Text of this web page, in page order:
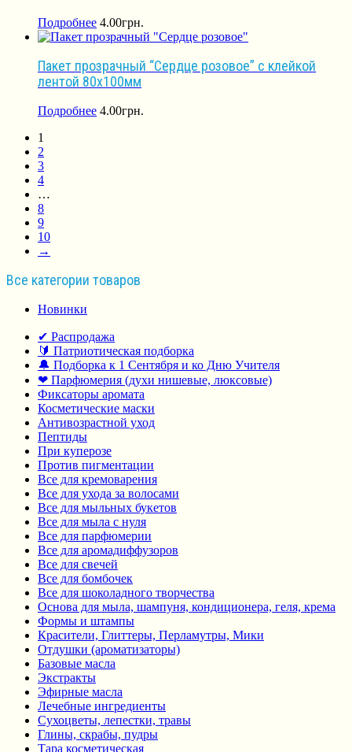
Подробнее 4.00грн.
Пакет прозрачный “Сердце розовое” с клейкой
лентой 80х100мм
Подробнее 4.00грн.
1
2
3
4
…
8
9
10
→
Все категории товаров
Новинки
✔ Распродажа
🔰 Патриотическая подборка
🔔 Подборка к 1 Сентября и ко Дню Учителя
❤ Парфюмерия (духи нишевые, люксовые)
Фиксаторы аромата
Косметические маски
Антивозрастной уход
Пептиды
При куперозе
Против пигментации
Все для кремоварения
Все для ухода за волосами
Все для мыльных букетов
Все для мыла с нуля
Все для парфюмерии
Все для аромадиффузоров
Все для свечей
Все для бомбочек
Все для шоколадного творчества
Основа для мыла, шампуня, кондиционера, геля, крема
Формы и штампы
Красители, Глиттеры, Перламутры, Мики
Отдушки (ароматизаторы)
Базовые масла
Экстракты
Эфирные масла
Лечебные ингредиенты
Сухоцветы, лепестки, травы
Глины, скрабы, пудры
Тара косметическая